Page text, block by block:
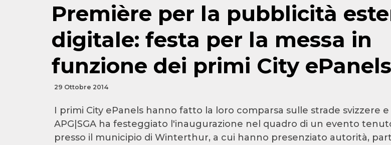
Première per la pubblicità
digitale: festa per la messa in
funzione dei primi City ePanels
29 Ottobre 2014
I primi City ePanels hanno fatto la loro comparsa sulle strade svizzere e
APG|SGA ha festeggiato l'inaugurazione nel quadro di un evento
presso il municipio di Winterthur, a cui hanno presenziato autorità,